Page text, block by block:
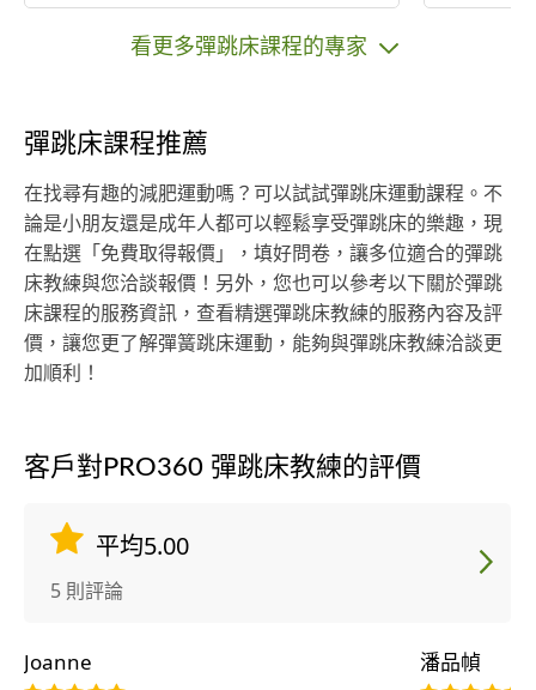
看更多彈跳床課程的專家
彈跳床課程推薦
在找尋有趣的減肥運動嗎？可以試試彈跳床運動課程。不
論是小朋友還是成年人都可以輕鬆享受彈跳床的樂趣，現
在點選「免費取得報價」，填好問卷，讓多位適合的彈跳
床教練與您洽談報價！另外，您也可以參考以下關於彈跳
床課程的服務資訊，查看精選彈跳床教練的服務內容及評
價，讓您更了解彈簧跳床運動，能夠與彈跳床教練洽談更
加順利！
客戶對PRO360 彈跳床教練的評價
平均5.00
5 則評論
Joanne 潘品幀